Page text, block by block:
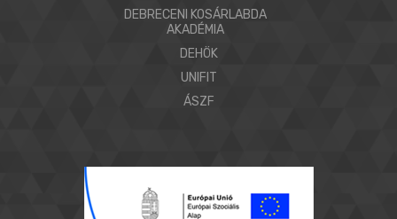
DEBRECENI KOSÁRLABDA
AKADÉMIA
DEHÖK
UNIFIT
ÁSZF